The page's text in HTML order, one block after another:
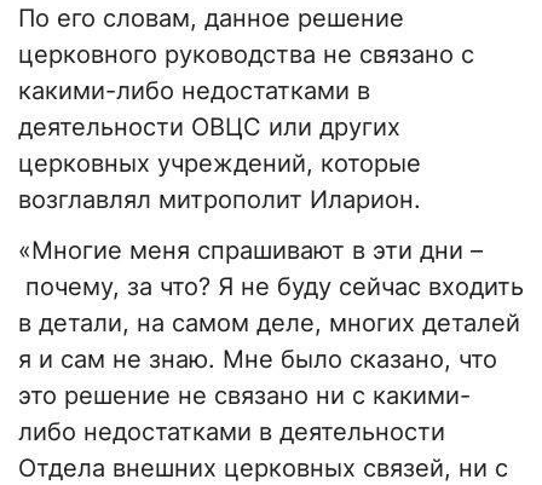
По его словам, данное решение
церковного руководства не связано с
какими-либо недостатками в
деятельности ОВЦС или других
церковных учреждений, которые
возглавлял митрополит Иларион.
«Многие меня спрашивают в эти дни –
почему, за что? Я не буду сейчас входить
в детали, на самом деле, многих деталей
я и сам не знаю. Мне было сказано, что
это решение не связано ни с какими-
либо недостатками в деятельности
Отдела внешних церковных связей, ни с